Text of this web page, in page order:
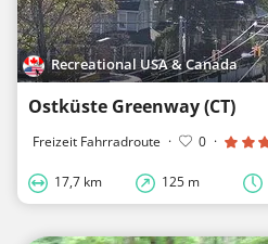
Recreational USA & Canada
Ostküste Greenway (CT)
Freizeit Fahrradroute · 0 ·
17,7 km 125 m